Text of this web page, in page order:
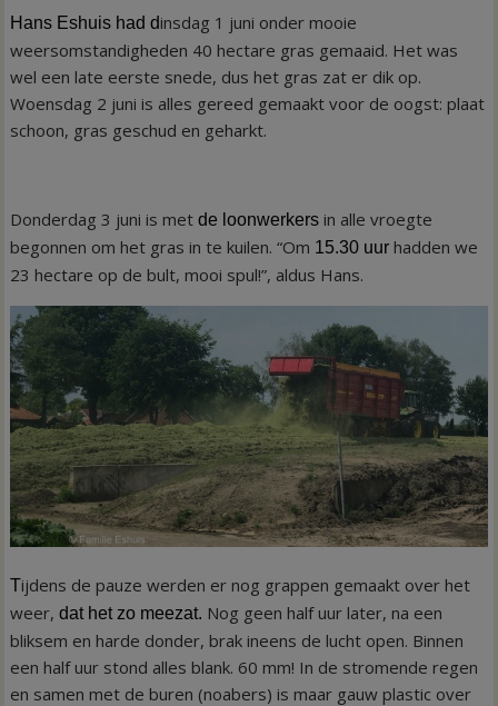
Hans Eshuis had dinsdag 1 juni onder mooie
weersomstandigheden 40 hectare gras gemaaid. Het was
wel een late eerste snede, dus het gras zat er dik op.
Woensdag 2 juni is alles gereed gemaakt voor de oogst: plaat
schoon, gras geschud en geharkt.
Donderdag 3 juni is metde loonwerkers in alle vroegte
begonnen om het gras in te kuilen. “Om 15.30 uur hadden we
23 hectare op de bult, mooi spul!”, aldus Hans.
Tijdens de pauze werden er nog grappen gemaakt over het
weer,dat het zo meezat. Nog geen half uur later, na een
bliksem en harde donder, brak ineens de lucht open. Binnen
een half uur stond alles blank. 60 mm! In de stromende regen
en samen met de buren (noabers) is maar gauw plastic over